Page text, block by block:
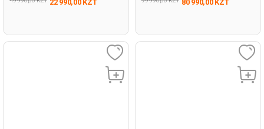
22 990,00 KZT 80 990,00 KZT